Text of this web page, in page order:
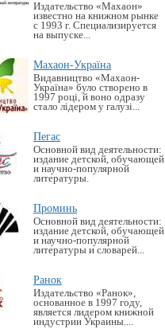
Издательство «Махаон»
известно на книжном рынке
с 1993 г. Специализируется
на выпуске...
Махаон-Україна
Видавництво «Махаон-
Україна» було створено в
1997 році, й воно одразу
стало лідером у галузі...
Пегас
Основной вид деятельности:
издание детской, обучающей
и научно-популярной
литературы.
Проминь
Основной вид деятельности:
издание детской, обучающей
и научно-популярной
литературы и словарей...
Ранок
Издательство «Ранок»,
основанное в 1997 году,
является лидером книжной
индустрии Украины....